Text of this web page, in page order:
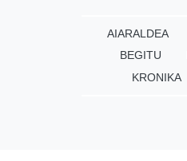
AIARALDEA
BEGITU
KRONIKA